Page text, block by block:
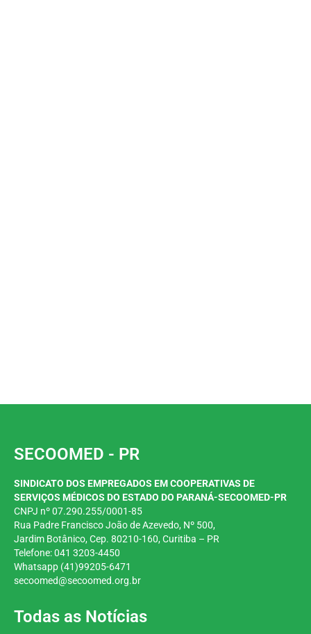
SECOOMED - PR
SINDICATO DOS EMPREGADOS EM COOPERATIVAS DE
SERVIÇOS MÉDICOS DO ESTADO DO PARANÁ-SECOOMED-PR
CNPJ nº 07.290.255/0001-85
Rua Padre Francisco João de Azevedo, Nº 500,
Jardim Botânico, Cep. 80210-160, Curitiba – PR
Telefone: 041 3203-4450
Whatsapp (41)99205-6471
secoomed@secoomed.org.br
Todas as Notícias